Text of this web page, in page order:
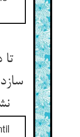
نشرح بفرماید خدا